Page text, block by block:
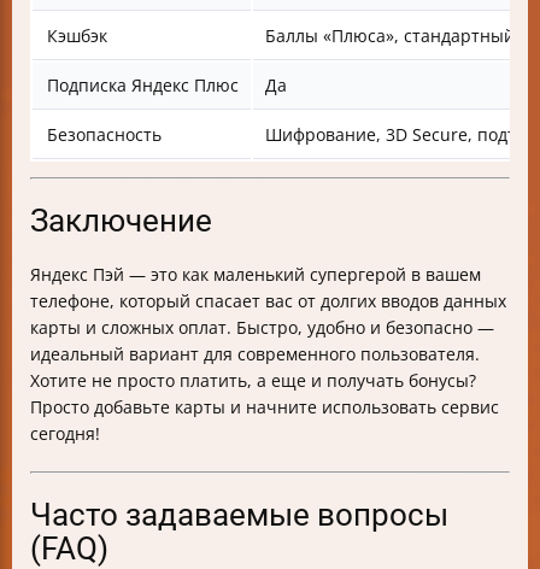
Кэшбэк Баллы «Плюса», стандартный
Подписка Яндекс Плюс Да
Безопасность Шифрование, 3D Secure,
Заключение
Яндекс Пэй — это как маленький супергерой в вашем
телефоне, который спасает вас от долгих вводов данных
карты и сложных оплат. Быстро, удобно и безопасно —
идеальный вариант для современного пользователя.
Хотите не просто платить, а еще и получать бонусы?
Просто добавьте карты и начните использовать сервис
сегодня!
Часто задаваемые вопросы
(FAQ)